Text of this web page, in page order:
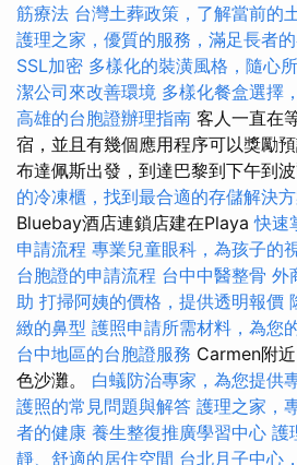
筋療法 台灣土葬政策，了解當前的
護理之家，優質的服務，滿足長者
SSL加密 多樣化的裝潢風格，隨心
潔公司來改善環境 多樣化餐盒選擇
高雄的台胞證辦理指南 客人一直在
宿，並且有幾個應用程序可以獎勵
布達佩斯出發，到達巴黎到下午到波
的冷凍櫃，找到最合適的存儲解決
Bluebay酒店連鎖店建在Playa快速
申請流程 專業兒童眼科，為孩子的
台胞證的申請流程 台中中醫整骨 外
助 打掃阿姨的價格，提供透明報價
緻的鼻型 護照申請所需材料，為您
台中地區的台胞證服務 Carmen附
色沙灘。 白蟻防治專家，為您提供
護照的常見問題與解答 護理之家，
者的健康 養生整復推廣學習中心 護
靜、舒適的居住空間 台北月子中心